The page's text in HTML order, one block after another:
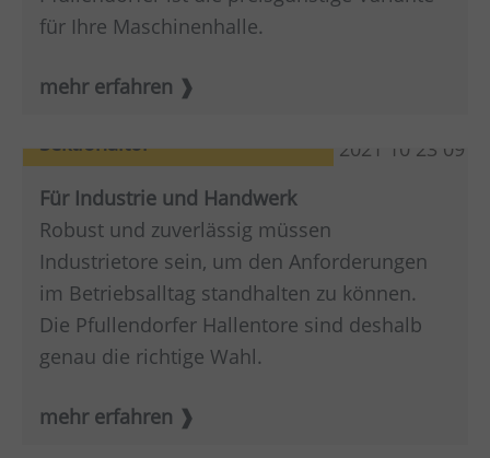
für Ihre Maschinenhalle.
mehr erfahren
Sektionaltor
Für Industrie und Handwerk
Robust und zuverlässig müssen
Industrietore sein, um den Anforderungen
im Betriebsalltag standhalten zu können.
Die Pfullendorfer Hallentore sind deshalb
genau die richtige Wahl.
mehr erfahren